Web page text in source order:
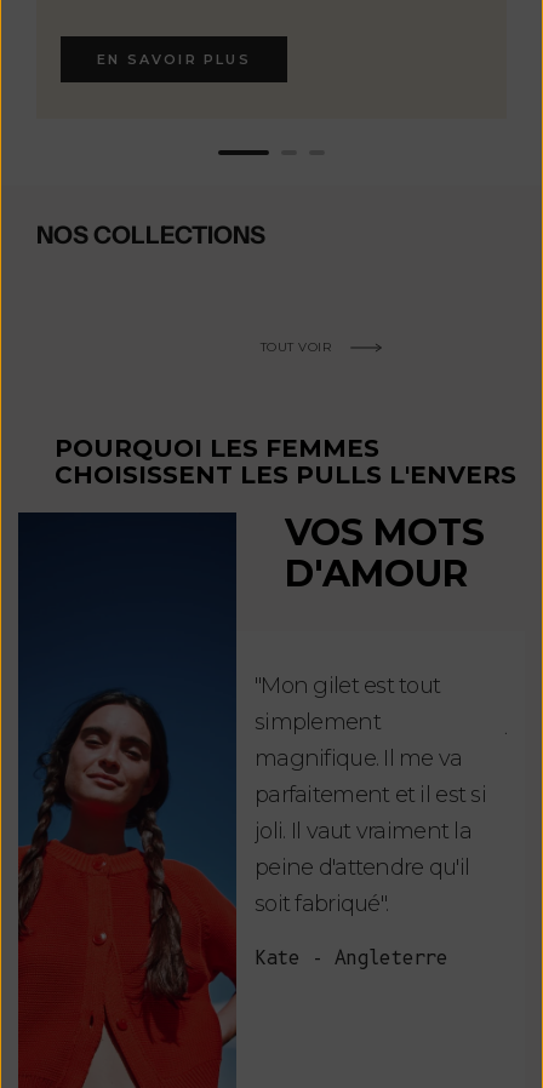
EN SAVOIR PLUS
NOS COLLECTIONS
TOUT VOIR
POURQUOI LES FEMMES
CHOISISSENT LES PULLS L'ENVERS
VOS MOTS
D'AMOUR
"Mon gilet est tout
simplement
magnifique. Il me va
parfaitement et il est si
joli. Il vaut vraiment la
peine d'attendre qu'il
soit fabriqué".
Kate - Angleterre